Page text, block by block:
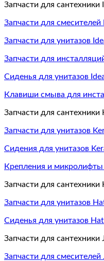
Запчасти для сантехники
Запчасти для
Запчасти для унитазов
Запчасти для
Сиденья для унитазов
Клавиши смыва для
Запчасти для сантехники
Запчасти для унитазов
Сидения для унитазов
Крепления и
Запчасти для сантехники
Запчасти для унитазов
Сиденья для унитазов
Запчасти для сантехники
Запчасти для смесителей